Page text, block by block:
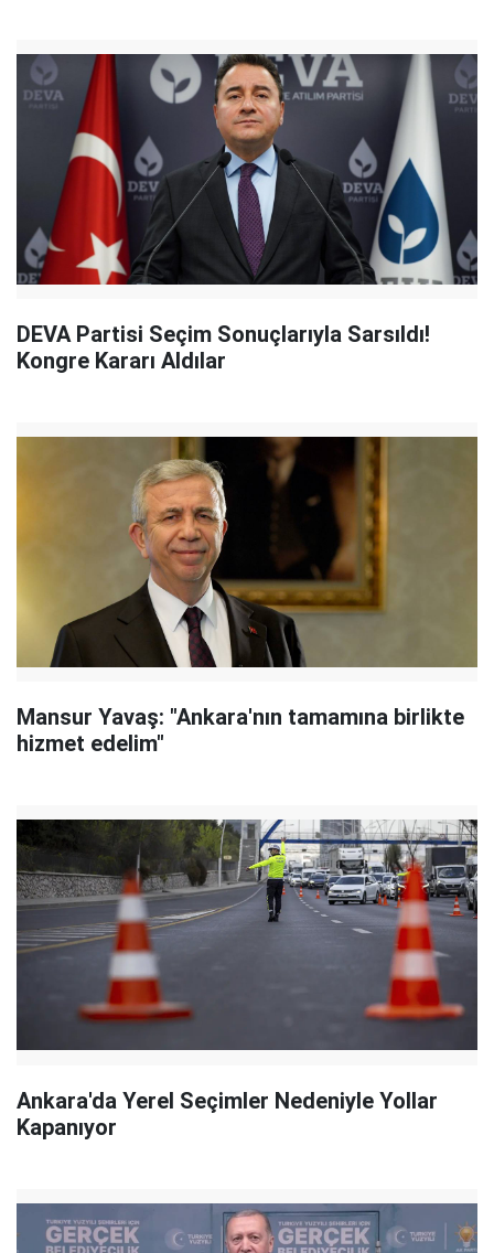
DEVA Partisi Seçim Sonuçlarıyla Sarsıldı!
Kongre Kararı Aldılar
Mansur Yavaş: "Ankara'nın tamamına birlikte
hizmet edelim"
Ankara'da Yerel Seçimler Nedeniyle Yollar
Kapanıyor